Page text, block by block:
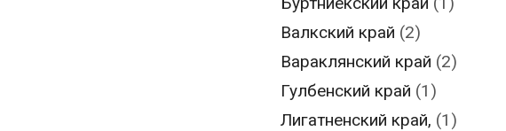
Валкский край (2)
Вараклянский край (2)
Гулбенский край (1)
Лигатненский край, (1)